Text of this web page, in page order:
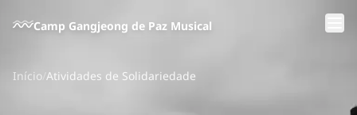
Camp Gangjeong de Paz Musical
Início Atividades de Solidariedade